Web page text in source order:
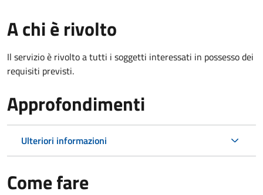
A chi è rivolto
Il servizio è rivolto a tutti i soggetti interessati in possesso dei
requisiti previsti.
Approfondimenti
Ulteriori informazioni
Come fare